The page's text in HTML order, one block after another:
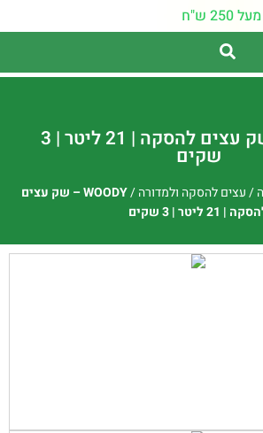
ש"ח
WOODY – שק עצים להסקה | 21 ליטר | 3
שקים
/עצים להסקה ולמדורה/
WOODY – שק עצים
| 21 ליטר | 3 שקים